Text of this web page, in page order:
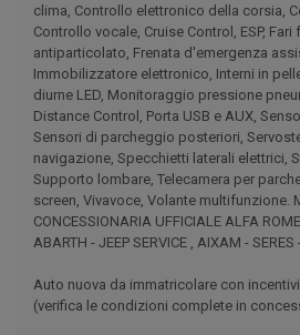
clima, Controllo elettronico della corsia,
Controllo vocale, Cruise Control, ESP, Fari
antiparticolato, Frenata d'emergenza
Immobilizzatore elettronico, Interni in
diurne LED, Monitoraggio pressione
Distance Control, Porta USB e AUX,
Sensori di parcheggio posteriori,
navigazione, Specchietti laterali elettrici,
Supporto lombare, Telecamera per
screen, Vivavoce, Volante multifunzione.
CONCESSIONARIA UFFICIALE ALFA
ABARTH - JEEP SERVICE , AIXAM -
Auto nuova da immatricolare con
(verifica le condizioni complete in